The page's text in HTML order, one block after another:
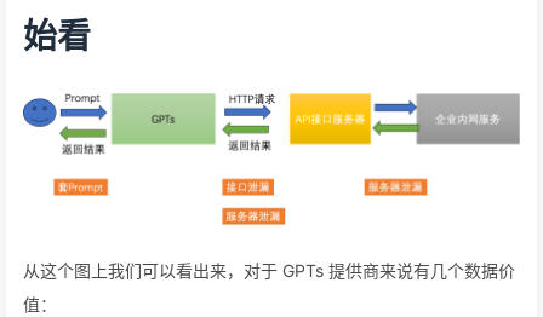
始看
从这个图上我们可以看出来，对于 GPTs 提供商来说有几个数据价
值：